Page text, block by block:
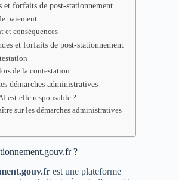
et forfaits de post-stationnement
paiement
et conséquences
et forfaits de post-stationnement
de la contestation
démarches administratives
est-elle responsable ?
sur les démarches administratives
?
est une plateforme